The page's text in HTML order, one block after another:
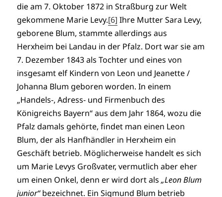
die am 7. Oktober 1872 in Straßburg zur Welt
gekommene Marie Levy.[6] Ihre Mutter Sara Levy,
geborene Blum, stammte allerdings aus
Herxheim bei Landau in der Pfalz. Dort war sie am
7. Dezember 1843 als Tochter und eines von
insgesamt elf Kindern von Leon und Jeanette /
Johanna Blum geboren worden. In einem
„Handels-, Adress- und Firmenbuch des
Königreichs Bayern“ aus dem Jahr 1864, wozu die
Pfalz damals gehörte, findet man einen Leon
Blum, der als Hanfhändler in Herxheim ein
Geschäft betrieb. Möglicherweise handelt es sich
um Marie Levys Großvater, vermutlich aber eher
um einen Onkel, denn er wird dort als„Leon Blum
junior“bezeichnet. Ein Sigmund Blum betrieb